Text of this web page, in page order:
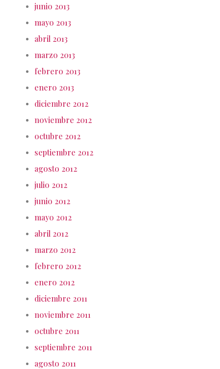
junio 2013
mayo 2013
abril 2013
marzo 2013
febrero 2013
enero 2013
diciembre 2012
noviembre 2012
octubre 2012
septiembre 2012
agosto 2012
julio 2012
junio 2012
mayo 2012
abril 2012
marzo 2012
febrero 2012
enero 2012
diciembre 2011
noviembre 2011
octubre 2011
septiembre 2011
agosto 2011